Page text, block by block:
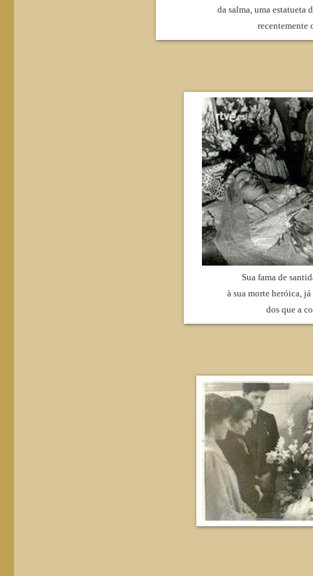
da salma, uma estatueta
recentemente
Sua fama de
à sua morte heróica,
dos que a